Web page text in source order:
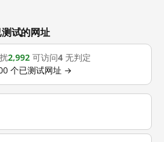
试的网址
2,992 可访问4 无判定
个已测试网址 →